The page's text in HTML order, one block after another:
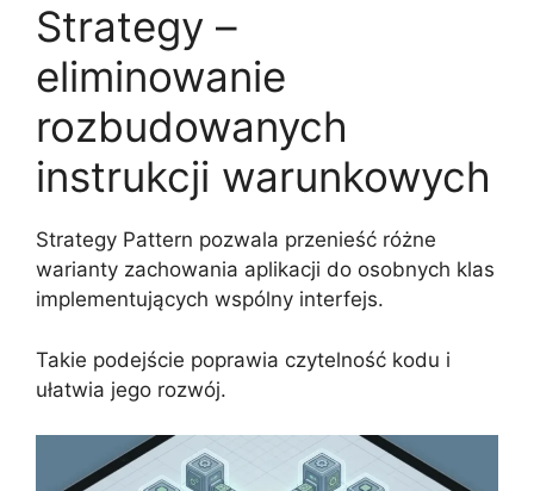
Strategy –
eliminowanie
rozbudowanych
instrukcji warunkowych
Strategy Pattern pozwala przenieść różne
warianty zachowania aplikacji do osobnych klas
implementujących wspólny interfejs.
Takie podejście poprawia czytelność kodu i
ułatwia jego rozwój.